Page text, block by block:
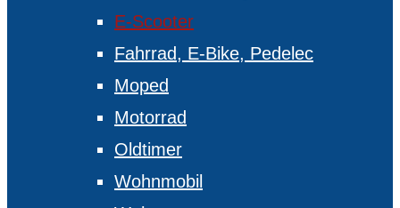
E-Scooter
Fahrrad, E-Bike, Pedelec
Moped
Motorrad
Oldtimer
Wohnmobil